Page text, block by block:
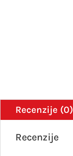
Recenzije (0)
Recenzije